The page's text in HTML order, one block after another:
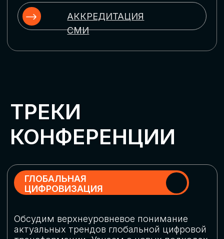
ЦИФРОВИЗАЦИЯ
МАРКЕТИНГА И ПРОДАЖ
Обменяемся опытом, какие ИИ-решения
в маркетинге и продажах наиболее
рекламными кампаниями показывают
наибольшую эффективность
РОБОТИЗАЦИЯ
Узнаем, в каких отраслях ИИ
ЦИФРОВИЗАЦИЯ
КЛИЕНТСКОГО СЕРВИСА
Разберем кейсы в сфере цифровизации